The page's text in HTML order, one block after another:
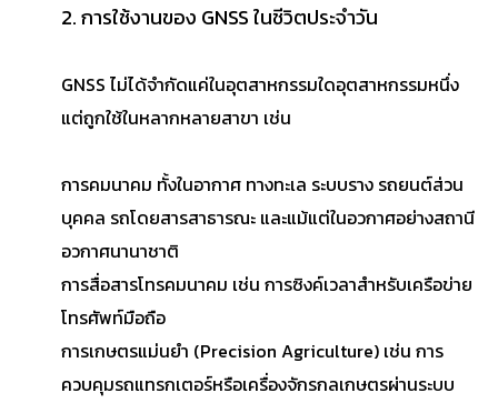
2. การใช้งานของ GNSS ในชีวิตประจำวัน
GNSS ไม่ได้จำกัดแค่ในอุตสาหกรรมใดอุตสาหกรรมหนึ่ง
แต่ถูกใช้ในหลากหลายสาขา เช่น
การคมนาคม ทั้งในอากาศ ทางทะเล ระบบราง รถยนต์ส่วน
บุคคล รถโดยสารสาธารณะ และแม้แต่ในอวกาศอย่างสถานี
อวกาศนานาชาติ
การสื่อสารโทรคมนาคม เช่น การซิงค์เวลาสำหรับเครือข่าย
โทรศัพท์มือถือ
การเกษตรแม่นยำ (Precision Agriculture) เช่น การ
ควบคุมรถแทรกเตอร์หรือเครื่องจักรกลเกษตรผ่านระบบ